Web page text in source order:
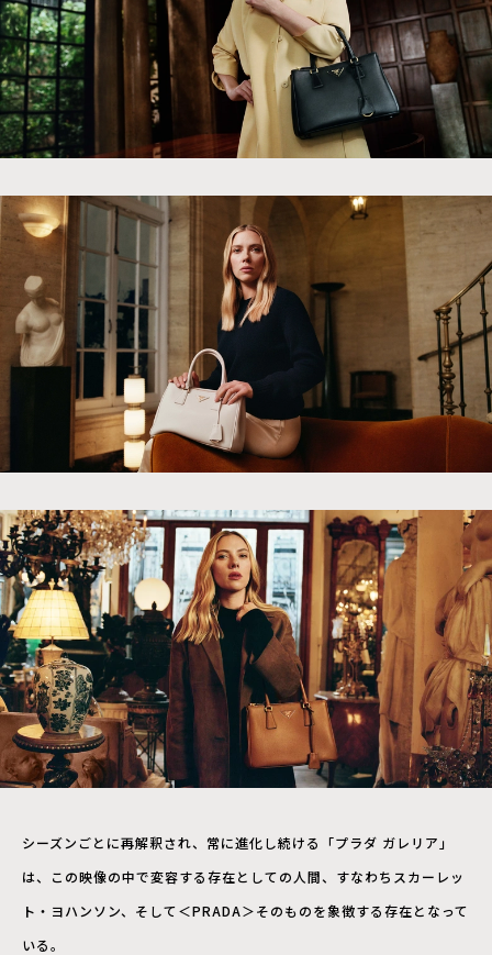
シーズンごとに再解釈され、常に進化し続ける「プラダ ガレリア」
は、この映像の中で変容する存在としての人間、すなわちスカーレッ
ト・ヨハンソン、そして＜PRADA＞そのものを象徴する存在となって
いる。